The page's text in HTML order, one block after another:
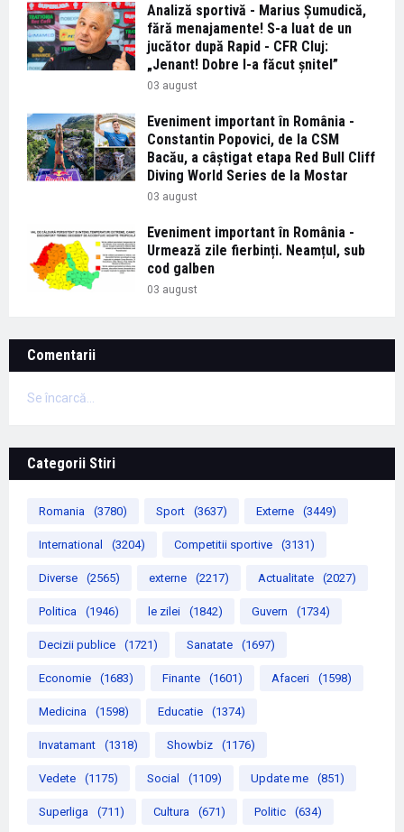
Analiză sportivă - Marius Șumudică,
fără menajamente! S-a luat de un
jucător după Rapid - CFR Cluj:
„Jenant! Dobre l-a făcut șnitel”
03 august
Eveniment important în România -
Constantin Popovici, de la CSM
Bacău, a câștigat etapa Red Bull Cliff
Diving World Series de la Mostar
03 august
Eveniment important în România -
Urmează zile fierbinți. Neamțul, sub
cod galben
03 august
Comentarii
Se încarcă...
Categorii Stiri
Romania (3780) Sport (3637) Externe (3449)
International (3204) Competitii sportive (3131)
Diverse (2565) externe (2217) Actualitate (2027)
Politica (1946) le zilei (1842) Guvern (1734)
Decizii publice (1721) Sanatate (1697)
Economie (1683) Finante (1601) Afaceri (1598)
Medicina (1598) Educatie (1374)
Invatamant (1318) Showbiz (1176)
Vedete (1175) Social (1109) Update me (851)
Superliga (711) Cultura (671) Politic (634)